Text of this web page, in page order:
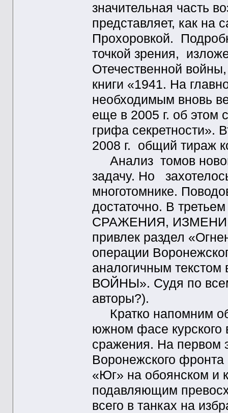
значительная часть
представляет, как на
Прохоровкой.
точкой зрения,
Отечественной
книги «1941. На
необходимым вновь
еще в 2005 г. об этом
грифа секретности».
2008 г. общий тираж
Анализ томов
задачу. Но
многотомнике.
достаточно. В
СРАЖЕНИЯ,
привлек раздел
операции
аналогичным
ВОЙНЫ». Судя по
авторы?).
Кратко напомним
южном фасе курского
сражения. На первом
Воронежского
«Юг» на обоянском и
подавляющим
всего в танках на